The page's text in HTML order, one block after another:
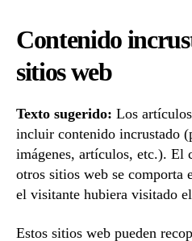
Contenido
sitios web
Texto sugerido: Los
incluir contenido incrustado
imágenes, artículos, etc.). El
otros sitios web se comporta
el visitante hubiera visitado
Estos sitios web pueden